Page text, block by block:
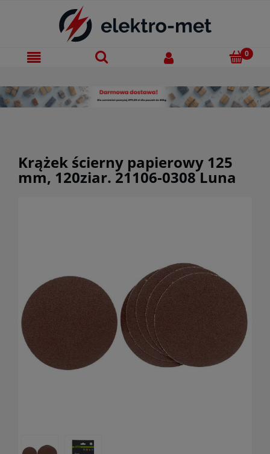
Krążek ścierny papierowy 125
mm, 120ziar. 21106-0308 Luna